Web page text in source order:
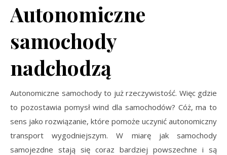
Autonomiczne
samochody
nadchodzą
Autonomiczne samochody to już rzeczywistość. Więc gdzie
to pozostawia pomysł wind dla samochodów? Cóż, ma to
sens jako rozwiązanie, które pomoże uczynić autonomiczny
transport wygodniejszym. W miarę jak samochody
samojezdne stają się coraz bardziej powszechne i są